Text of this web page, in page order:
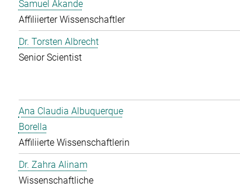
Samuel Akande
Affiliierter Wissenschaftler
Dr. Torsten Albrecht
Senior Scientist
Ana Claudia Albuquerque
Borella
Affiliierte Wissenschaftlerin
Dr. Zahra Alinam
Wissenschaftliche